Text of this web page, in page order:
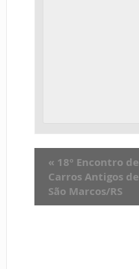
« 18º Encontro de
Carros Antigos de
São Marcos/RS